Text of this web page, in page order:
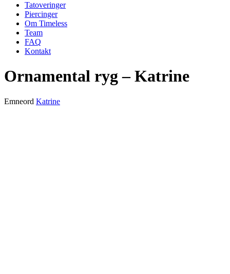
Tatoveringer
Piercinger
Om Timeless
Team
FAQ
Kontakt
Ornamental ryg – Katrine
Emneord Katrine